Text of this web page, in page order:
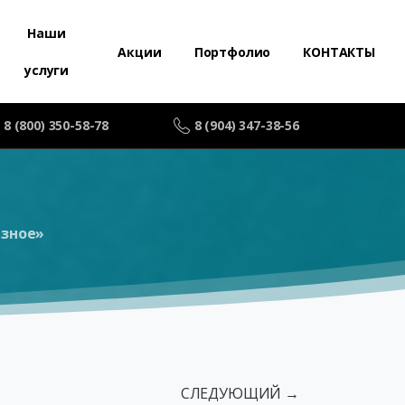
Наши
услуги
Акции Портфолио КОНТАКТЫ
8 (800) 350-58-78 8 (904) 347-38-56
СЛЕДУЮЩИЙ →